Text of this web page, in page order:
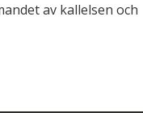
av kallelsen och